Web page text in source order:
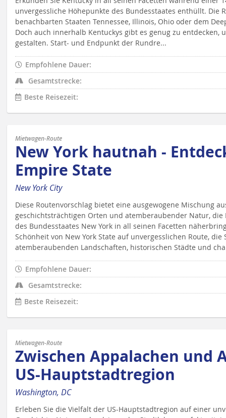
unvergessliche Höhepunkte des Bundesstaates enthüllt. Die
benachbarten Staaten Tennessee, Illinois, Ohio oder dem
Doch auch innerhalb Kentuckys gibt es genug zu entdecken,
gestalten. Start- und Endpunkt der Rundre...
Empfohlene Dauer:
Gesamtstrecke:
Beste Reisezeit:
Mietwagen-Route
New York hautnah -
Empire State
New York City
Diese Routenvorschlag bietet eine ausgewogene Mischung
geschichtsträchtigen Orten und atemberaubender Natur,
des Bundesstaates New York in all seinen Facetten
Schönheit von New York State auf unvergesslichen Route, die
atemberaubenden Landschaften, historischen Städte und
Empfohlene Dauer:
Gesamtstrecke:
Beste Reisezeit:
Mietwagen-Route
Zwischen Appalachen und
US-Hauptstadtregion
Washington, DC
Erleben Sie die Vielfalt der US-Hauptstadtregion auf einer